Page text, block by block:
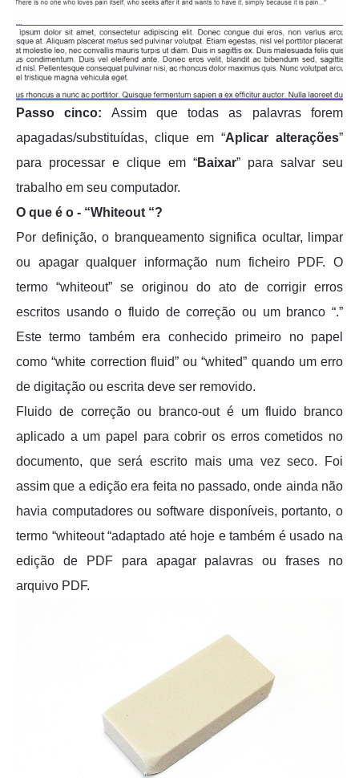
Passo cinco: Assim que todas as palavras forem
apagadas/substituídas, clique em “Aplicar alterações”
para processar e clique em “Baixar” para salvar seu
trabalho em seu computador.
O que é o - “Whiteout “?
Por definição, o branqueamento significa ocultar, limpar
ou apagar qualquer informação num ficheiro PDF. O
termo “whiteout” se originou do ato de corrigir erros
escritos usando o fluido de correção ou um branco “.”
Este termo também era conhecido primeiro no papel
como “white correction fluid” ou “whited” quando um erro
de digitação ou escrita deve ser removido.
Fluido de correção ou branco-out é um fluido branco
aplicado a um papel para cobrir os erros cometidos no
documento, que será escrito mais uma vez seco. Foi
assim que a edição era feita no passado, onde ainda não
havia computadores ou software disponíveis, portanto, o
termo “whiteout “adaptado até hoje e também é usado na
edição de PDF para apagar palavras ou frases no
arquivo PDF.